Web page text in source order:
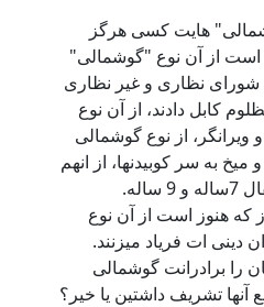
هایت کسی هرگز
از آن نوع "گوشمالی"
شورای نظاری و غیر نظاری
کابل دادند، از آن نوع
از نوع گوشمالی
به سر کوبیدنها، از انهم
که هنوز است از آن نوع
دینی ات فریاد میزنند.
را برادرانت گوشمالی
آنها تشریف داشتین یا خیر؟